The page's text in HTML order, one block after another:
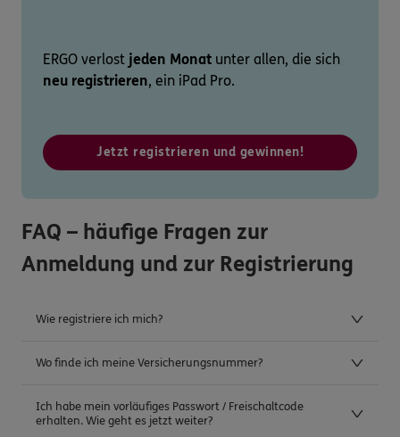
ERGO verlost jeden Monat unter allen, die sich
neu registrieren, ein iPad Pro.
Jetzt registrieren und gewinnen!
FAQ – häufige Fragen zur
Anmeldung und zur Registrierung
Wie registriere ich mich?
Wo finde ich meine Versicherungsnummer?
Ich habe mein vorläufiges Passwort / Freischaltcode
erhalten. Wie geht es jetzt weiter?